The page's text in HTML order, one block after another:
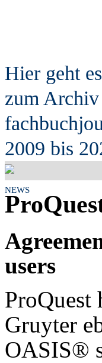
Hier geht es
zum Archiv
fachb
2009 bis
NEWS
users
ProQuest
Gruyter
OASIS®